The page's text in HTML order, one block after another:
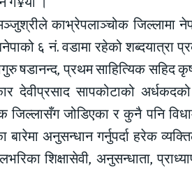
काभ्रेपलाञ्चोक जिल्लामा
६ नं. वडामा रहेको शब्दयात्रा
षडानन्द, प्रथम साहित्यिक सहिद
देवीप्रसाद सापकोटाको
जोडिएका र कुनै पनि
बारेमा अनुसन्धान गर्नुपर्दा हरेक
शिक्षासेवी, अनुसन्धाता,